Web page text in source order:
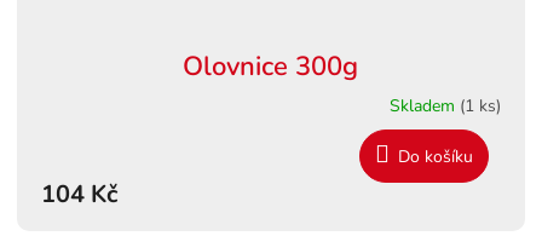
Olovnice 300g
Skladem (1 ks)
104 Kč
Do košíku